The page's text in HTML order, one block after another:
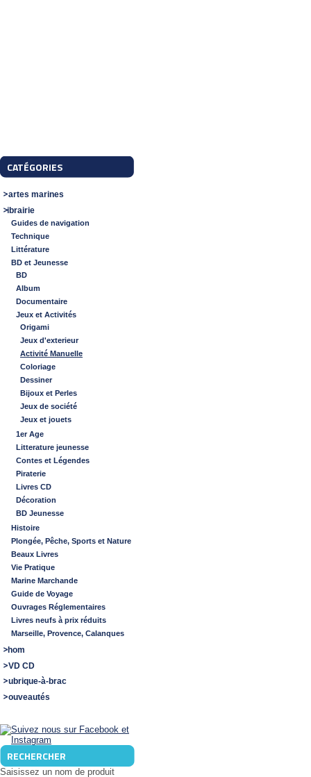
CATÉGORIES
Cartes marines
Librairie
Guides de navigation
Technique
Littérature
BD et Jeunesse
BD
Album
Documentaire
Jeux et Activités
Origami
Jeux d'exterieur
Activité Manuelle
Coloriage
Dessiner
Bijoux et Perles
Jeux de société
Jeux et jouets
1er Age
Litterature jeunesse
Contes et Légendes
Piraterie
Livres CD
Décoration
BD Jeunesse
Histoire
Plongée, Pêche, Sports et Nature
Beaux Livres
Vie Pratique
Marine Marchande
Guide de Voyage
Ouvrages Réglementaires
Livres neufs à prix réduits
Marseille, Provence, Calanques
Shom
DVD CD
Rubrique-à-brac
Nouveautés
RECHERCHER
Saisissez un nom de produit